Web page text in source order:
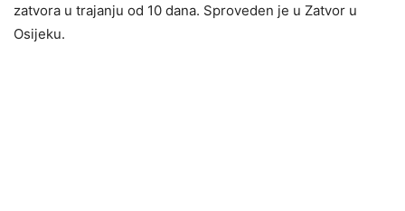
zatvora u trajanju od 10 dana. Sproveden je u Zatvor u
Osijeku.